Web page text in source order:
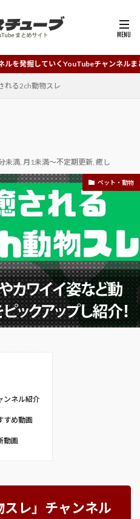
YouTubeチャンネルまとめサイトです
れる2ch動物スレ
未満, 月1未満～不定期更新, 癒し
ペット・動物
ンネル紹介
すめ動画
動画
スレ」チャンネル